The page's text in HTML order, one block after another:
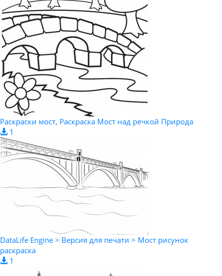
Раскраски мост, Раскраска Мост над речкой Природа
1
DataLife Engine > Версия для печати > Мост рисунок
раскраска
1